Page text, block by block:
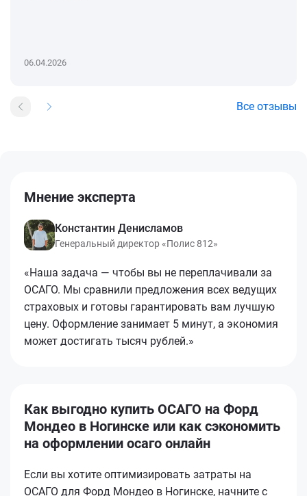
06.04.2026
Все отзывы
Мнение эксперта
Константин Денисламов
Генеральный директор «Полис 812»
«Наша задача — чтобы вы не переплачивали за
ОСАГО. Мы сравнили предложения всех ведущих
страховых и готовы гарантировать вам лучшую
цену. Оформление занимает 5 минут, а экономия
может достигать тысяч рублей.»
Как выгодно купить ОСАГО на Форд
Мондео в Ногинске или как сэкономить
на оформлении осаго онлайн
Если вы хотите оптимизировать затраты на
ОСАГО для Форд Мондео в Ногинске, начните с